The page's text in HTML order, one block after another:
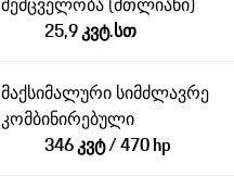
25,9 კვტ.სთ
მაქსიმალური სიმძლავრე
კომბინირებული
346 კვტ / 470 hp